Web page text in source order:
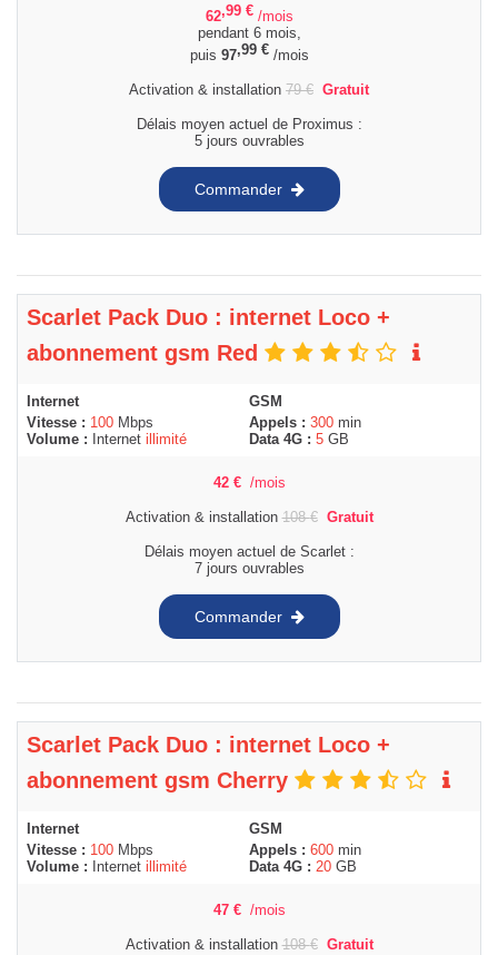
62,99 € /mois
pendant 6 mois,
puis 97,99 €/mois
Activation & installation 79€ Gratuit
Délais moyen actuel de Proximus :
5 jours ouvrables
Commander
Scarlet Pack Duo : internet Loco +
abonnement gsm Red
Internet
Vitesse : 100 Mbps
Volume :
Internet illimité
GSM
Appels : 300 min
Data 4G : 5 GB
42 € /mois
Activation & installation108€ Gratuit
Délais moyen actuel de Scarlet :
7 jours ouvrables
Commander
Scarlet Pack Duo : internet Loco +
abonnement gsm Cherry
Internet
Vitesse : 100 Mbps
Volume :
Internet illimité
GSM
Appels : 600 min
Data 4G : 20 GB
47 € /mois
Activation & installation108€ Gratuit